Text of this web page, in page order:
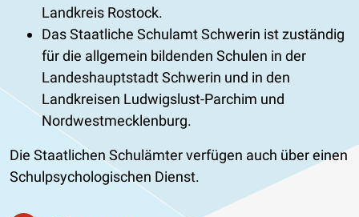
Landkreis Rostock.
Das Staatliche Schulamt Schwerin ist zuständig
für die allgemein bildenden Schulen in der
Landeshauptstadt Schwerin und in den
Landkreisen Ludwigslust-Parchim und
Nordwestmecklenburg.
Die Staatlichen Schulämter verfügen auch über einen
Schulpsychologischen Dienst.